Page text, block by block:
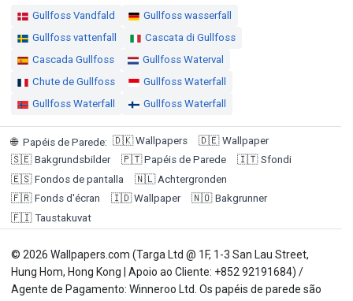
Gullfoss Vandfald
Gullfoss wasserfall
Gullfoss vattenfall
Cascata di Gullfoss
Cascada Gullfoss
Gullfoss Waterval
Chute de Gullfoss
Gullfoss Waterfall
Gullfoss Waterfall
Gullfoss Waterfall
🌐 Papéis de Parede: 🇩🇰 Wallpapers 🇩🇪 Wallpaper
🇸🇪 Bakgrundsbilder 🇵🇹 Papéis de Parede 🇮🇹 Sfondi
🇪🇸 Fondos de pantalla 🇳🇱 Achtergronden
🇫🇷 Fonds d'écran 🇮🇩 Wallpaper 🇳🇴 Bakgrunner
🇫🇮 Taustakuvat
© 2026 Wallpapers.com (Targa Ltd @ 1F, 1-3 San Lau Street,
Hung Hom, Hong Kong | Apoio ao Cliente: +852 92191684) /
Agente de Pagamento: Winneroo Ltd. Os papéis de parede são